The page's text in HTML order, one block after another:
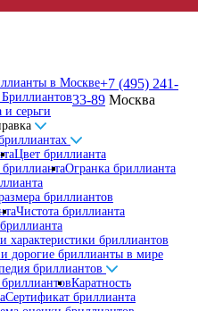
в Москве
и серьги
Цвет бриллианта
Огранка бриллианта
бриллиантов
Чистота бриллианта
характеристики бриллиантов
дорогие бриллианты в мире
бриллиантов
Каратность
Сертификат бриллианта
+7 (495) 241-
33-89 Москва